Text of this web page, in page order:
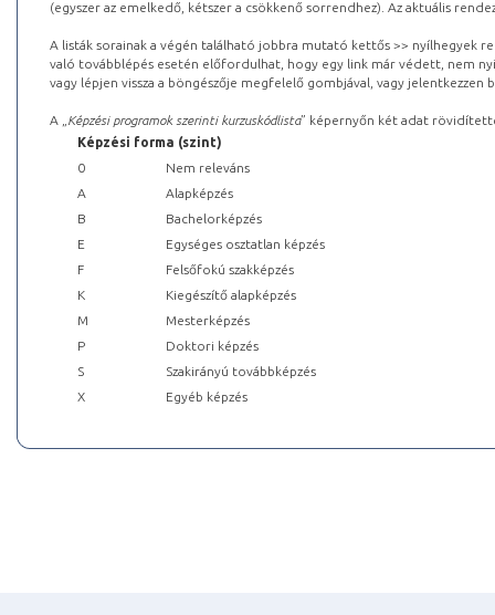
(egyszer az emelkedő, kétszer a csökkenő sorrendhez). Az aktuális
A listák sorainak a végén található jobbra mutató kettős >> nyílhegyek
való továbblépés esetén előfordulhat, hogy egy link már védett, nem
vagy lépjen vissza a böngészője megfelelő gombjával, vagy
A „ Képzési programok szerinti kurzuskódlista” képernyőn két adat
Képzési forma (szint)
0
Nem releváns
A
Alapképzés
B
Bachelorképzés
E
Egységes osztatlan képzés
F
Felsőfokú szakképzés
K
Kiegészítő alapképzés
M
Mesterképzés
P
Doktori képzés
S
Szakirányú továbbképzés
X
Egyéb képzés